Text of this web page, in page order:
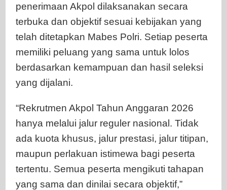
penerimaan Akpol dilaksanakan secara
terbuka dan objektif sesuai kebijakan yang
telah ditetapkan Mabes Polri. Setiap peserta
memiliki peluang yang sama untuk lolos
berdasarkan kemampuan dan hasil seleksi
yang dijalani.
“Rekrutmen Akpol Tahun Anggaran 2026
hanya melalui jalur reguler nasional. Tidak
ada kuota khusus, jalur prestasi, jalur titipan,
maupun perlakuan istimewa bagi peserta
tertentu. Semua peserta mengikuti tahapan
yang sama dan dinilai secara objektif,”